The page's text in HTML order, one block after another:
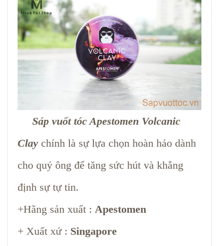
Sáp vuốt tóc Apestomen Volcanic
Clay chính là sự lựa chọn hoàn hảo dành
cho quý ông để tăng sức hút và khẳng
định sự tự tin.
+Hãng sản xuất : Apestomen
+ Xuất xứ : Singapore